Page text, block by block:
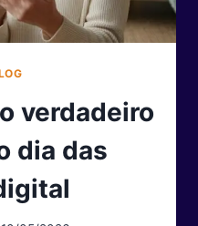
verdadeiro
dia das